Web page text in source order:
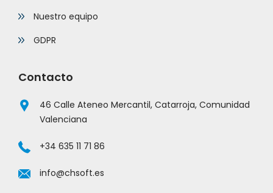
Nuestro equipo
GDPR
Contacto
46 Calle Ateneo Mercantil, Catarroja, Comunidad
Valenciana
+34 635 11 71 86
info@chsoft.es